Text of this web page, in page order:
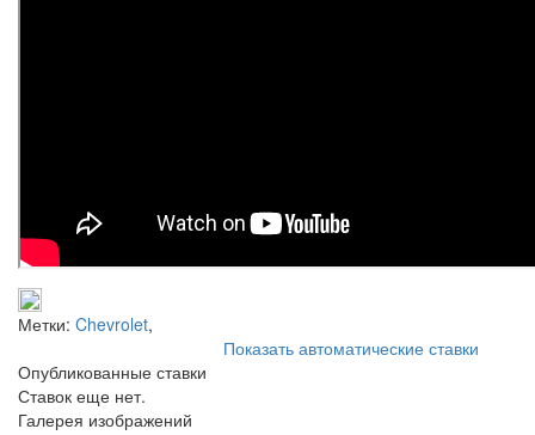
Метки: Chevrolet,
Показать автоматические ставки
Опубликованные ставки
Ставок еще нет.
Галерея изображений